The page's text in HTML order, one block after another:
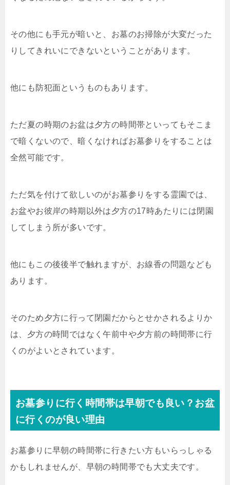
その他にも手元が暗いと、お墓のお掃除が大変だった
りしてきれいにできないということがあります。
他にも防犯面というものもあります。
ただ夏の時期のお盆は夕方の時間帯といってもそこま
で暗くないので、暗くなければお墓参りをすることは
全然可能です。
ただ気を付けて欲しいのがお墓参りをする霊園では、
お盆やお彼岸の時期以外は夕方の17時あたりには閉園
してしまう所が多いです。
他にもこの後後半で触れますが、お線香の問題なども
あります。
そのため夕方に行って閉園だからとせかされるよりか
は、夕方の時間ではなく午前中や夕方前の時間帯に行
くのがよいとされています。
お墓参りに行く時間帯は早朝でも良い？お盆
に行くのが良い理由
お墓参りに早朝の時間帯に行きたい方もいらっしゃる
かもしれませんが、早朝の時間帯でも大丈夫です。